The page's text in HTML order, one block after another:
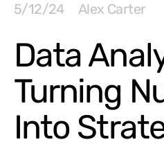
5/12/24 Alex Carter
Data
Turning
Into